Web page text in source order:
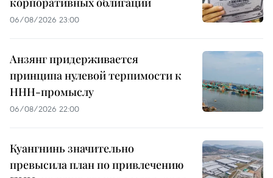
06/08/2026 23:00
Анзянг придерживается
принципа нулевой терпимости к
ННН-промыслу
06/08/2026 22:00
Куангнинь значительно
превысила план по привлечению